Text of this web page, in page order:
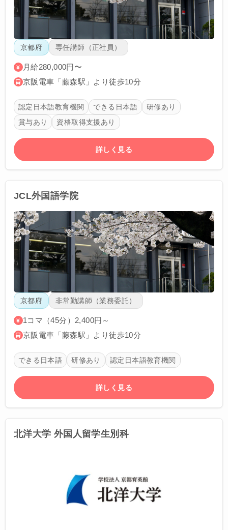
京都府 専任講師（正社員）
月給280,000円〜
京阪電車「藤森駅」より徒歩10分
認定日本語教育機関 できる日本語
研修あり
賞与あり
資格取得支援あり
詳しく見る
JCL外国語学院
京都府 非常勤講師（業務委託）
1コマ（45分）2,400円～
京阪電車「藤森駅」より徒歩10分
できる日本語 研修あり 認定日本語教育機関
詳しく見る
北洋大学 外国人留学生別科